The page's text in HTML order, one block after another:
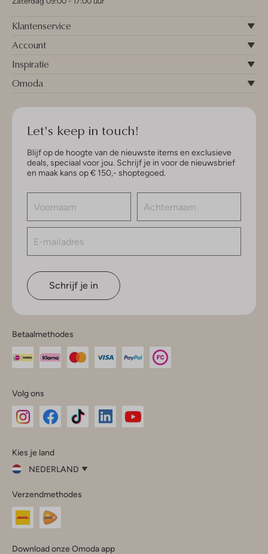
Klantenservice
Account
Inspiratie
Omoda
Let's keep in touch!
Blijf op de hoogte van de nieuwste items en exclusieve
deals, speciaal voor jou. Schrijf je in voor de nieuwsbrief
en maak kans op € 150,- shoptegoed.
Schrijf je in
Betaalmethodes
Volg ons
InstagramFacebook
Kies je land
NEDERLAND
je
land
Nederland
Verzendmethodes
Download onze Omoda app